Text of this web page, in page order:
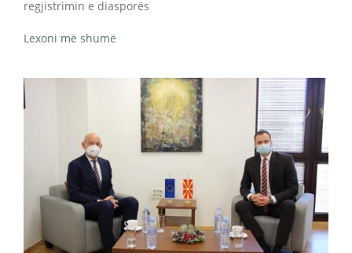
regjistrimin e diasporës
Lexoni më shumë